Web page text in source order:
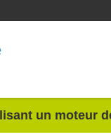
un moteur